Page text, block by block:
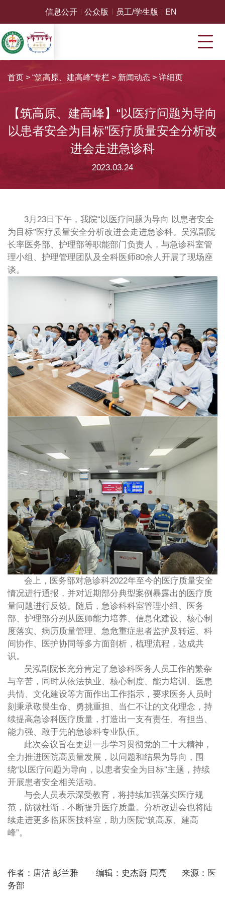
信息公开 公众版 员工/学生版 EN
首页> “筑高原、建高峰”专栏> 新闻动态> 详细页
【筑高原、建高峰】“以医疗问题为导向
以患者安全为目标”医疗质量安全分析改
进会走进急诊科
2023.03.24
3月23日下午，我院“以医疗问题为导向 以患者安全
为目标”医疗质量安全分析改进会走进急诊科。吴泓副院
长率医务部、护理部等职能部门负责人，与急诊科室管
理小组、护理管理团队及全科医师80余人开展了现场座
谈。
会上，医务部对急诊科2022年至今的医疗质量安全
情况进行通报，并对近期部分典型案例暴露出的医疗质
量问题进行反馈。随后，急诊科科室管理小组、医务
部、护理部分别从医师能力培养、信息化建设、核心制
度落实、病历质量管理、急危重症患者监护及转运、科
间协作、医护协同等多方面剖析，梳理流程，达成共
识。
吴泓副院长充分肯定了急诊科医务人员工作的繁杂
与辛苦，同时从依法执业、核心制度、能力培训、医患
共情、文化建设等方面作出工作指示，要求医务人员时
刻秉承敬畏生命、勇挑重担、当仁不让的文化理念，持
续提高急诊科医疗质量，打造出一支有责任、有担当、
能力强、敢于先的急诊科专业队伍。
此次会议旨在更进一步学习贯彻党的二十大精神，
全力推进医院高质量发展，以问题和结果为导向，围
绕“以医疗问题为导向，以患者安全为目标”主题，持续
开展患者安全相关活动。
与会人员表示深受教育，将持续加强落实医疗规
范，防微杜渐，不断提升医疗质量。分析改进会也将陆
续走进更多临床医技科室，助力医院“筑高原、建高
峰”。
作者：唐洁 彭兰雅 编辑：史杰蔚 周亮 来源：医
务部